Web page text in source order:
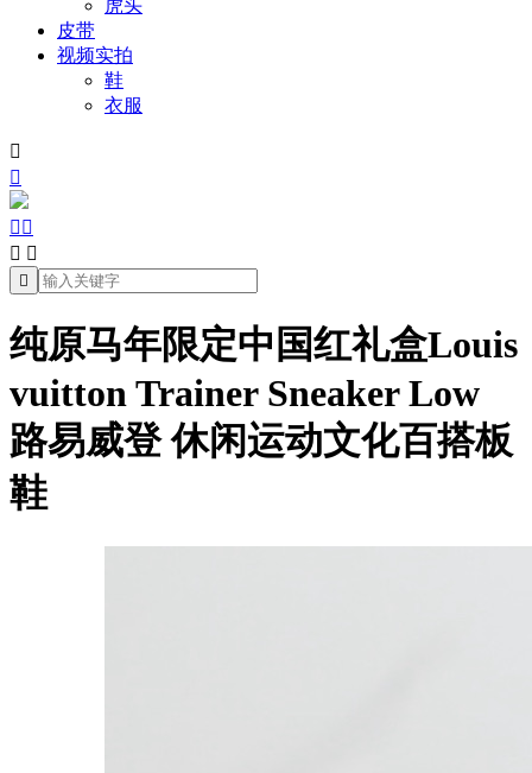
虎头
皮带
视频实拍
鞋
衣服


 
 

纯原马年限定中国红礼盒Louis
vuitton Trainer Sneaker Low
路易威登 休闲运动文化百搭板
鞋